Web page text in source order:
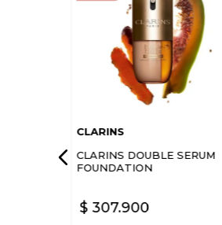
CLARINS
CLARINS DOUBLE SERUM
FOUNDATION
$ 307.900